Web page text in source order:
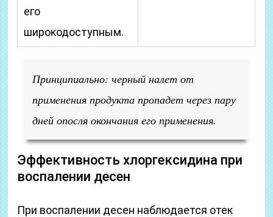
его
широкодоступным.
Принципиально: черный налет от
применения продукта пропадет через пару
дней опосля окончания его применения.
Эффективность хлоргексидина при
воспалении десен
При воспалении десен наблюдается отек